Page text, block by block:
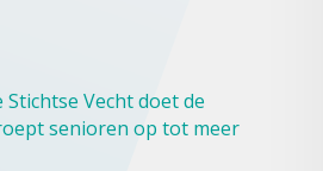
Stichtse Vecht doet de
senioren op tot meer